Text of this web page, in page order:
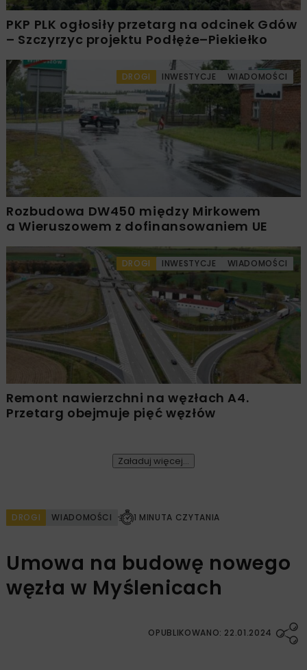
PKP PLK ogłosiły przetarg na odcinek Gdów
– Szczyrzyc projektu Podłęże–Piekiełko
DROGI INWESTYCJE WIADOMOŚCI
Rozbudowa DW450 między Mirkowem
a Wieruszowem z dofinansowaniem UE
DROGI INWESTYCJE WIADOMOŚCI
Remont nawierzchni na węzłach A4.
Przetarg obejmuje pięć węzłów
Załaduj więcej...
DROGI WIADOMOŚCI 1 MINUTA CZYTANIA
Umowa na budowę nowego
węzła w Myślenicach
OPUBLIKOWANO: 22.01.2024